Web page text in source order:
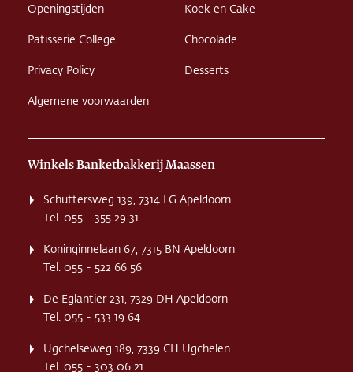
Openingstijden
Patisserie College
Privacy Policy
Algemene voorwaarden
Koek en Cake
Chocolade
Desserts
Winkels Banketbakkerij Maassen
Schuttersweg 139, 7314 LG Apeldoorn
Tel. 055 - 355 29 31
Koninginnelaan 67, 7315 BN Apeldoorn
Tel. 055 - 522 66 56
De Eglantier 231, 7329 DH Apeldoorn
Tel. 055 - 533 19 64
Ugchelseweg 189, 7339 CH Ugchelen
Tel. 055 - 303 06 21